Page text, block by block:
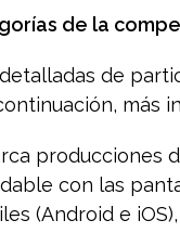
de la
de
más
producciones
con las
(Android e